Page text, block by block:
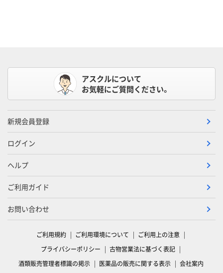
アスクルについて
お気軽にご質問ください。
新規会員登録
ログイン
ヘルプ
ご利用ガイド
お問い合わせ
ご利用規約 ご利用環境について
ご利用上の注意
プライバシーポリシー
古物営業法に基づく表記
酒類販売管理者標識の掲示
医薬品の販売に関する表示 会社案内